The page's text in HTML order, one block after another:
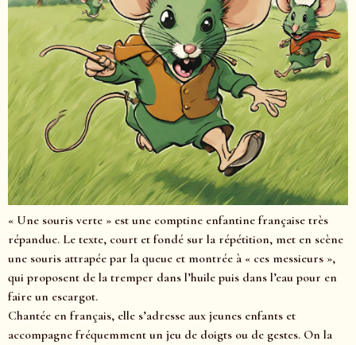
« Une souris verte » est une comptine enfantine française très
répandue. Le texte, court et fondé sur la répétition, met en scène
une souris attrapée par la queue et montrée à « ces messieurs »,
qui proposent de la tremper dans l’huile puis dans l’eau pour en
faire un escargot.
Chantée en français, elle s’adresse aux jeunes enfants et
accompagne fréquemment un jeu de doigts ou de gestes. On la